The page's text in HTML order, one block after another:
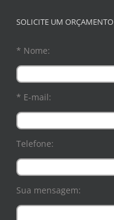
SOLICITE UM ORÇAMENTO
* Nome:
* E-mail:
Telefone:
Sua mensagem: